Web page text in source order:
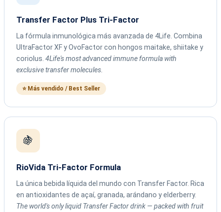
Transfer Factor Plus Tri-Factor
La fórmula inmunológica más avanzada de 4Life. Combina
UltraFactor XF y OvoFactor con hongos maitake, shiitake y
coriolus. 4Life's most advanced immune formula with
exclusive transfer molecules.
⭐ Más vendido / Best Seller
🍇
RioVida Tri-Factor Formula
La única bebida líquida del mundo con Transfer Factor. Rica
en antioxidantes de açaí, granada, arándano y elderberry.
The world's only liquid Transfer Factor drink — packed with fruit